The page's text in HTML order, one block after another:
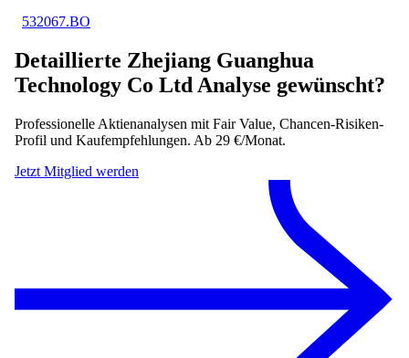
532067.BO
Detaillierte Zhejiang Guanghua
Technology Co Ltd Analyse gewünscht?
Professionelle Aktienanalysen mit Fair Value, Chancen-Risiken-
Profil und Kaufempfehlungen. Ab 29 €/Monat.
Jetzt Mitglied werden